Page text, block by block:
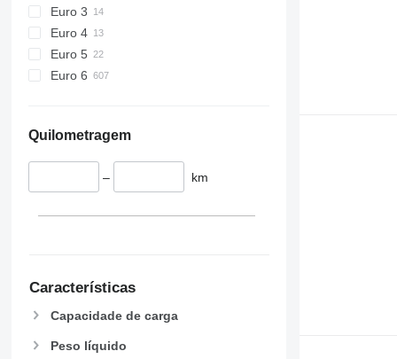
Euro 3
Euro 4
Euro 5
Euro 6
Quilometragem
– km
Características
Capacidade de carga
Peso líquido